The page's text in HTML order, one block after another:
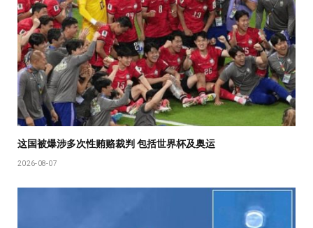
这国被爆涉多次性贿赂裁判 包括世界杯及奥运
2026-08-07